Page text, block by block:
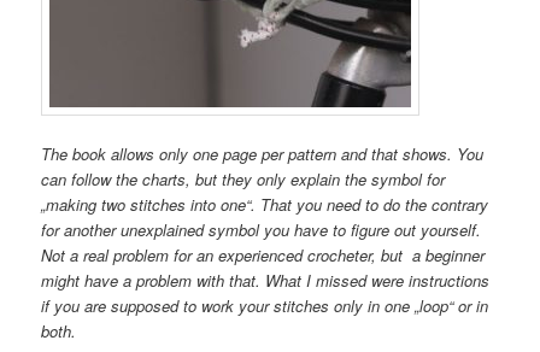
The book allows only one page per pattern and that shows. You
can follow the charts, but they only explain the symbol for
„making two stitches into one“. That you need to do the contrary
for another unexplained symbol you have to figure out yourself.
Not a real problem for an experienced crocheter, but a beginner
might have a problem with that. What I missed were instructions
if you are supposed to work your stitches only in one „loop“ or in
both.